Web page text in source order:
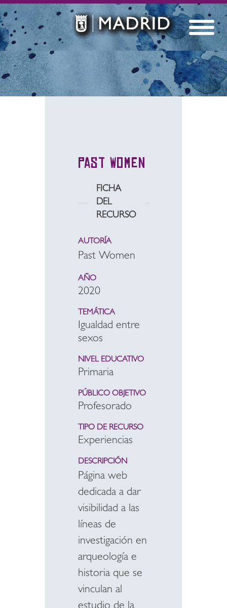
Past Women
FICHA
DEL
RECURSO
AUTORÍA
Past Women
AÑO
2020
TEMÁTICA
Igualdad entre
sexos
NIVEL EDUCATIVO
Primaria
PÚBLICO OBJETIVO
Profesorado
TIPO DE RECURSO
Experiencias
DESCRIPCIÓN
Página web
dedicada a dar
visibilidad a las
líneas de
investigación en
arqueología e
historia que se
vinculan al